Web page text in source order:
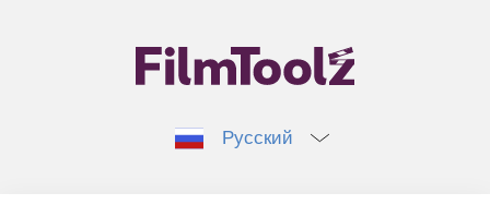
Русский